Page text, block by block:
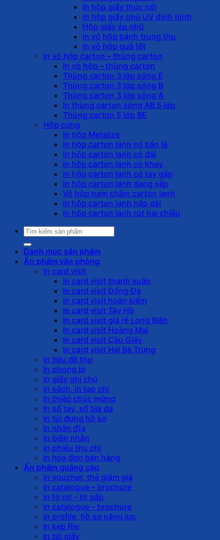
In hộp giấy thúc nổi
In hộp giấy phủ UV định hình
Hộp giấy ép nhũ
in vỏ hộp bánh trung thu
in vỏ hộp quà tết
In vỏ hộp carton – thùng carton
In vỏ hộp – thùng carton
Thùng carton 3 lớp sóng E
Thùng carton 3 lớp sóng B
Thùng carton 3 lớp sóng A
In thùng carton sóng AB 5 lớp
Thùng carton 5 lớp BE
Hộp cứng
In hộp Metalize
in hộp carton lạnh có bản lề
in hộp carton lạnh có đai
in hộp carton lạnh có khay
in hộp carton lạnh có tay gấp
in hộp carton lạnh dạng xếp
Vỏ hộp nam châm carton lạnh
in hộp carton lạnh nắp dài
in hộp carton lạnh rút hai chiều
Tìm
kiếm:
Danh mục sản phẩm
Ấn phẩm văn phòng
In card visit
In card visit thanh xuân
In card visit Đống Đa
In card visit hoàn kiếm
In card visit Tây Hồ
In card visit giá rẻ Long Biên
In card visit Hoàng Mai
In card visit Cầu Giấy
In card visit Hai Bà Trưng
In tiêu đề thư
In phong bì
In giấy ghi chú
In sách, in tạp chí
In thiệp chúc mừng
In sổ tay, sổ bìa da
In túi đựng hồ sơ
In nhãn đĩa
In biên nhận
in phiếu thu chi
In hóa đơn bán hàng
Ấn phẩm quảng cáo
In voucher, thẻ giảm giá
In catalogue – brochure
In tờ rơi – tờ gấp
In catalogue – brochure
In profile, hồ sơ năng lực
In kẹp file
In túi giấy